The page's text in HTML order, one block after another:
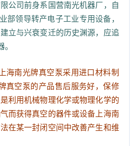
公司前身系国营南光机器厂，自
部领导转产电子工业专用设备，
立与兴衰变迁的历史渊源，应追
海南光牌真空泵采用进口材料制
真空泵的产品售后服务好，保修
利用机械物理化学或物理化学的
而获得真空的器件或设备上海南
在某一封闭空间中改善产生和维